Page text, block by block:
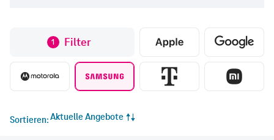
1 Filter
Sortieren Aktuelle Angebote